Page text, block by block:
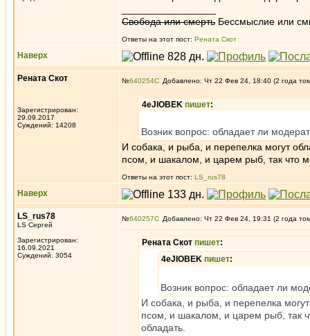
Свобода или смерть Бессмыслие или
Ответы на этот пост: Рената Скот
Наверх
Рената Скот
Зарегистрирован:
29.09.2017
Суждений: 14208
№640254 Добавлено: Чт 22 Фев 24, 18:40 (2 года
4eJIOBEK пишет:
Возник вопрос: обладает ли
И собака, и рыба, и перепелка могут
псом, и шакалом, и царем рыб, так что
Ответы на этот пост: LS_rus78
Наверх
LS_rus78
LS Сергей
Зарегистрирован:
16.09.2021
Суждений: 3054
№640257 Добавлено: Чт 22 Фев 24, 19:31 (2 года
Рената Скот пишет:
4eJIOBEK пишет:
Возник вопрос: обладает ли
И собака, и рыба, и перепелка
псом, и шакалом, и царем рыб, так
обладать.